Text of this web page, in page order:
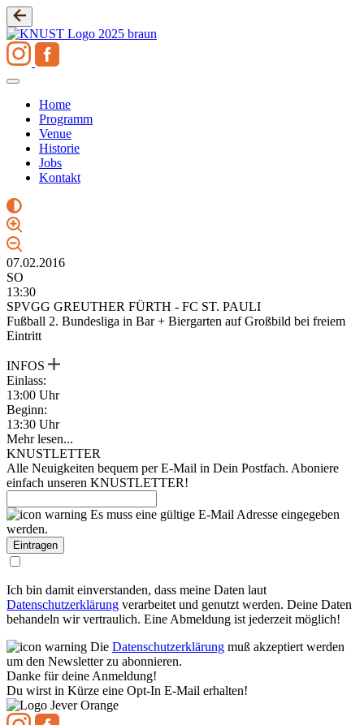
Zum
Inhalt
springen
Home
Programm
Venue
Historie
Jobs
Kontakt
07.02.2016
SO
13:30
SPVGG GREUTHER FÜRTH - FC ST. PAULI
Fußball 2. Bundesliga in Bar + Biergarten auf Großbild bei freiem
Eintritt
INFOS
Einlass:
13:00 Uhr
Beginn:
13:30 Uhr
Mehr lesen...
KNUSTLETTER
Alle Neuigkeiten bequem per E-Mail in Dein Postfach. Aboniere
einfach unseren KNUSTLETTER!
Es muss eine gültige E-Mail Adresse eingegeben
werden.
Ich bin damit einverstanden, dass meine Daten laut
Datenschutzerklärung verarbeitet und genutzt werden. Deine Daten
behandeln wir vertraulich. Eine Abmeldung ist jederzeit möglich!
Die Datenschutzerklärung muß akzeptiert werden
um den Newsletter zu abonnieren.
Danke für deine Anmeldung!
Du wirst in Kürze eine Opt-In E-Mail erhalten!